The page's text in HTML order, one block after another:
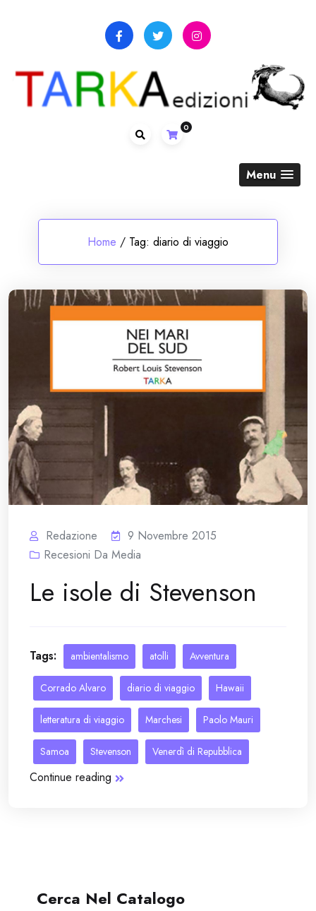
0
Menu
Home / Tag: diario di viaggio
Redazione
9 Novembre 2015
Recesioni Da Media
Le isole di Stevenson
Tags: ambientalismo atolli Avventura
Corrado Alvaro diario di viaggio Hawaii
letteratura di viaggio Marchesi Paolo Mauri
Samoa Stevenson Venerdì di Repubblica
Continue reading
Cerca Nel Catalogo